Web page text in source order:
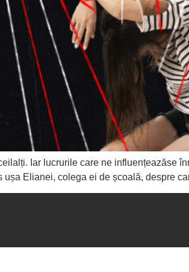
Iar lucrurile care ne influențeazăse
ușa Elianei, colega ei de școală, despre